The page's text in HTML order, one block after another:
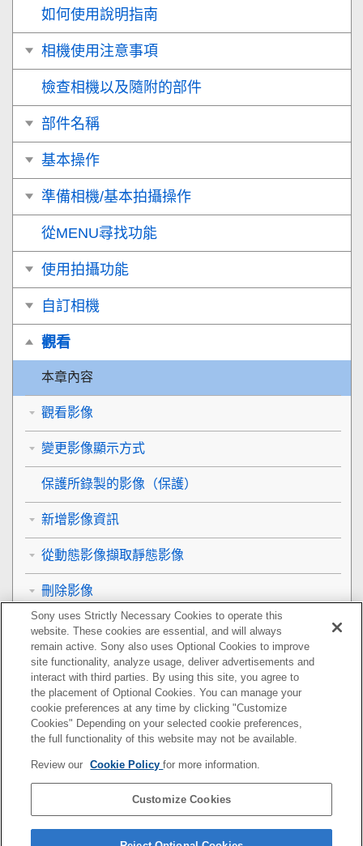
如何使用說明指南
相機使用注意事項
檢查相機以及隨附的部件
部件名稱
基本操作
準備相機/基本拍攝操作
從MENU尋找功能
使用拍攝功能
自訂相機
觀看
本章內容
觀看影像
變更影像顯示方式
保護所錄製的影像（保護）
新增影像資訊
從動態影像擷取靜態影像
刪除影像
在電視機上觀看影像
變更相機設定
智慧型手機可用的功能
使用電腦
使用雲端服務
Sony uses Strictly Necessary Cookies to operate this
website. These cookies are essential, and will always
remain active. Sony also uses Optional Cookies to improve
site functionality, analyze usage, deliver advertisements and
interact with third parties. By using this site, you agree to
the placement of Optional Cookies. You can manage your
cookie preferences at any time by clicking "Customize
Cookies" Depending on your selected cookie preferences,
the full functionality of this website may not be available.
Review our Cookie Policyfor more information.
Customize Cookies